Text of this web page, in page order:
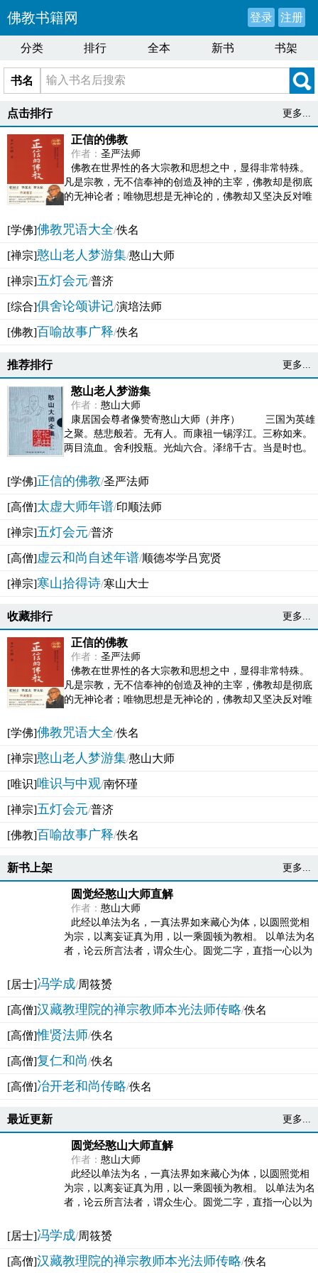
佛教书籍网 登录 注册
分类 排行 全本 新书 书架
书名
点击排行 更多...
正信的佛教
作者： 圣严法师
佛教在世界性的各大宗教和思想之中，显得非常特殊。
凡是宗教，无不信奉神的创造及神的主宰，佛教却是彻底
的无神论者；唯物思想是无神论的，佛教却又坚决反对唯
[学佛]佛教咒语大全/佚名
[禅宗]憨山老人梦游集/憨山大师
[禅宗]五灯会元/普济
[综合]俱舍论颂讲记/演培法师
[佛教]百喻故事广释/佚名
推荐排行 更多...
憨山老人梦游集
作者： 憨山大师
康居国会尊者像赞寄憨山大师（并序） 三国为英雄
之聚。慈悲般若。无有人。而康祖一锡浮江。三称如来。
两目流血。舍利投瓶。光灿六合。泽绵千古。当是时也。
[学佛]正信的佛教/圣严法师
[高僧]太虚大师年谱/印顺法师
[禅宗]五灯会元/普济
[高僧]虚云和尚自述年谱/顺德岑学吕宽贤
[禅宗]寒山拾得诗/寒山大士
收藏排行 更多...
正信的佛教
作者： 圣严法师
佛教在世界性的各大宗教和思想之中，显得非常特殊。
凡是宗教，无不信奉神的创造及神的主宰，佛教却是彻底
的无神论者；唯物思想是无神论的，佛教却又坚决反对唯
[学佛]佛教咒语大全/佚名
[禅宗]憨山老人梦游集/憨山大师
[唯识]唯识与中观/南怀瑾
[禅宗]五灯会元/普济
[佛教]百喻故事广释/佚名
新书上架 更多...
圆觉经憨山大师直解
作者： 憨山大师
此经以单法为名，一真法界如来藏心为体，以圆照觉相
为宗，以离妄证真为用，以一乘圆顿为教相。 以单法为名
者，论云所言法者，谓众生心。圆觉二字，直指一心以为
[居士]冯学成/周筱赟
[高僧]汉藏教理院的禅宗教师本光法师传略/佚名
[高僧]惟贤法师/佚名
[高僧]复仁和尚/佚名
[高僧]冶开老和尚传略/佚名
最近更新 更多...
圆觉经憨山大师直解
作者： 憨山大师
此经以单法为名，一真法界如来藏心为体，以圆照觉相
为宗，以离妄证真为用，以一乘圆顿为教相。 以单法为名
者，论云所言法者，谓众生心。圆觉二字，直指一心以为
[居士]冯学成/周筱赟
[高僧]汉藏教理院的禅宗教师本光法师传略/佚名